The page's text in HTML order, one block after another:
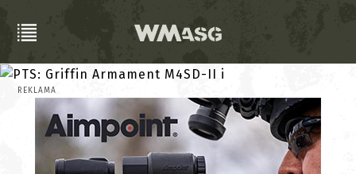
REKLAMA